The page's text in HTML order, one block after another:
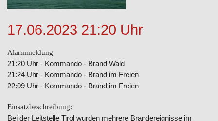
17.06.2023 21:20 Uhr
Alarmmeldung:
21:20 Uhr - Kommando - Brand Wald
21:24 Uhr - Kommando - Brand im Freien
22:09 Uhr - Kommando - Brand im Freien
Einsatzbeschreibung:
Bei der Leitstelle Tirol wurden mehrere Brandereignisse im